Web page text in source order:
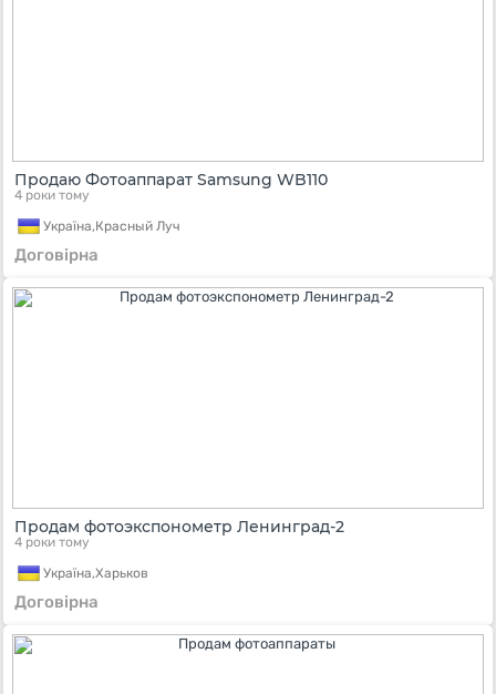
Продаю Фотоаппарат Samsung WB110
4 роки тому
Україна,Красный Луч
Договірна
Продам фотоэкспонометр Ленинград-2
4 роки тому
Україна,Харьков
Договірна